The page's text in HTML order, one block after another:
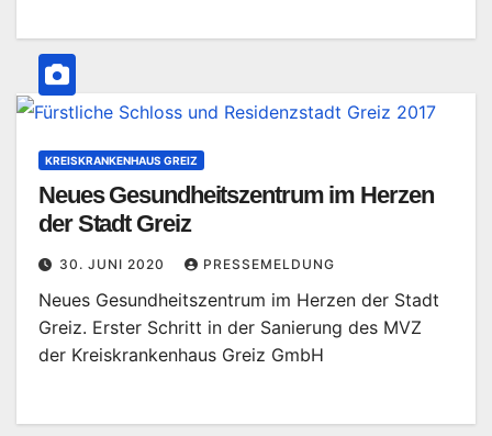
KREISKRANKENHAUS GREIZ
Neues Gesundheitszentrum im Herzen
der Stadt Greiz
30. JUNI 2020 PRESSEMELDUNG
Neues Gesundheitszentrum im Herzen der Stadt
Greiz. Erster Schritt in der Sanierung des MVZ
der Kreiskrankenhaus Greiz GmbH